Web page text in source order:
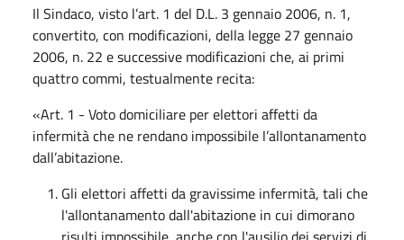
Il Sindaco, visto l’art. 1 del D.L. 3 gennaio 2006, n. 1,
convertito, con modificazioni, della legge 27 gennaio
2006, n. 22 e successive modificazioni che, ai primi
quattro commi, testualmente recita:
«Art. 1 - Voto domiciliare per elettori affetti da
infermità che ne rendano impossibile l’allontanamento
dall’abitazione.
Gli elettori affetti da gravissime infermità, tali che
l'allontanamento dall'abitazione in cui dimorano